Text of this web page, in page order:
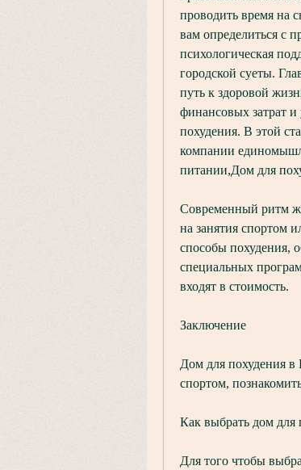
проводить время на
вам определиться с
психологическая
городской суеты.
путь к здоровой
финансовых затрат и
похудения. В этой
компании
питании,Дом для
Современный ритм
на занятия спортом
способы похудения,
специальных
входят в стоимость.
Заключение
Дом для похудения в
спортом,
Как выбрать дом для
Для того чтобы